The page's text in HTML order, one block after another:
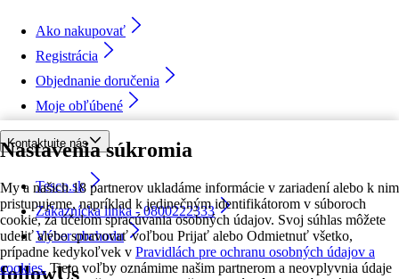
Nastavenia súkromia
My a našich 18 partnerov ukladáme informácie v zariadení alebo k nim
pristupujeme, napríklad k jedinečným identifikátorom v súboroch
cookie, za účelom spracúvania osobných údajov. Svoj súhlas môžete
udeliť alebo spravovať voľbou Prijať alebo Odmietnuť všetko,
prípadne kedykoľvek v Pravidlách pre ochranu osobných údajov a
cookies. Tieto voľby oznámime našim partnerom a neovplyvnia údaje
Ako nakupovať
Registrácia
Objednanie doručenia
Moje obľúbené
Kontaktujte nás
Tesco.sk
Zákaznícka linka - 0800222333
Výber obchodu
followUs